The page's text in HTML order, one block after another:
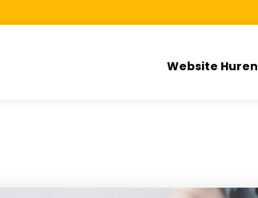
Website Huren